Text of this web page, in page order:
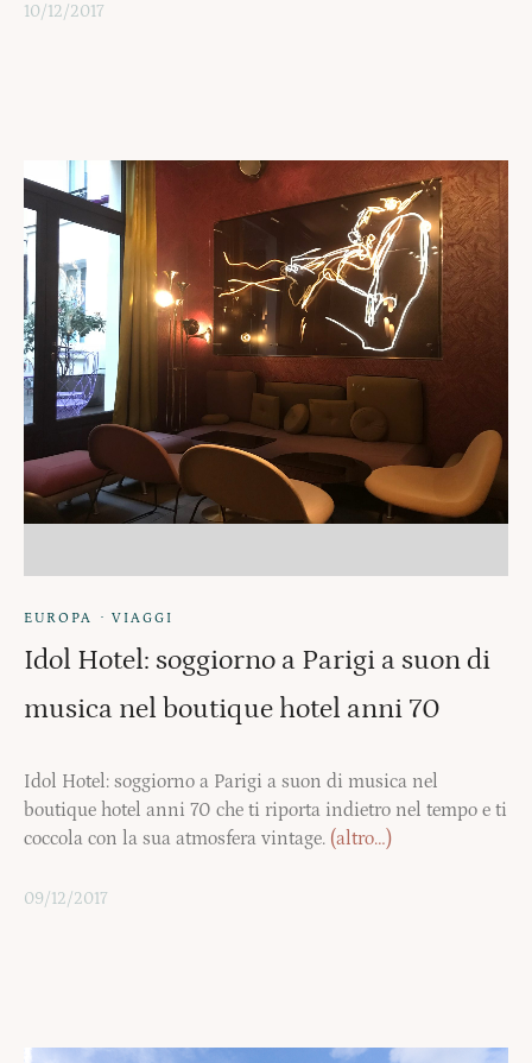
10/12/2017
EUROPA · VIAGGI
Idol Hotel: soggiorno a Parigi a suon di
musica nel boutique hotel anni 70
Idol Hotel: soggiorno a Parigi a suon di musica nel
boutique hotel anni 70 che ti riporta indietro nel tempo e ti
coccola con la sua atmosfera vintage. (altro…)
09/12/2017